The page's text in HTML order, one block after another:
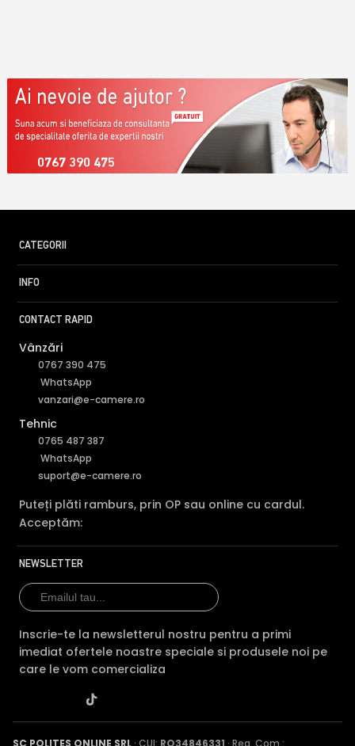
0767 390 475
CATEGORII
INFO
CONTACT RAPID
Vânzări
0767 390 475
WhatsApp
vanzari@e-camere.ro
Tehnic
0765 487 387
WhatsApp
suport@e-camere.ro
Puteți plăti ramburs, prin OP sau online cu cardul.
Acceptăm:
NEWSLETTER
Inscrie-te la newsletterul nostru pentru a primi
imediat ofertele noastre speciale si produsele noi pe
care le vom comercializa
SC POLITES ONLINE SRL · CUI: RO34846331 · Reg. Com.: